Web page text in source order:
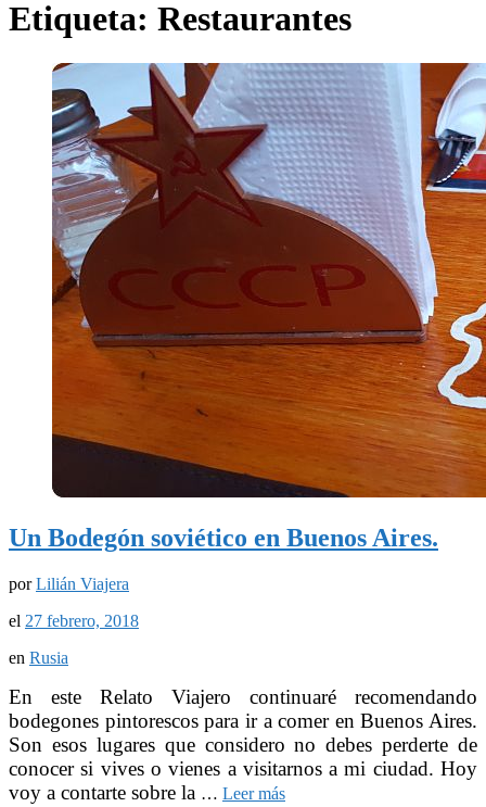
Etiqueta: Restaurantes
Un Bodegón soviético en Buenos Aires.
porLilián Viajera
el 27 febrero, 2018
en Rusia
En este Relato Viajero continuaré recomendando
bodegones pintorescos para ir a comer en Buenos Aires.
Son esos lugares que considero no debes perderte de
conocer si vives o vienes a visitarnos a mi ciudad. Hoy
voy a contarte sobre la … Leer más